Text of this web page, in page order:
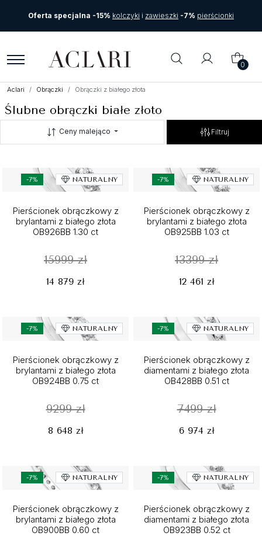
Oferta specjalna -15% kolczyki i zawieszki -7% pierścionki
0
Aclari Obrączki Obrączki z białego złota
Ślubne obrączki białe złoto
Ceny malejąco Filtruj
-7% NATURALNY
Pierścionek obrączkowy z
brylantami z białego złota
OB926BB 1.30 ct
15999 zł
14 879 zł
-7% NATURALNY
Pierścionek obrączkowy z
brylantami z białego złota
OB925BB 1.03 ct
13399 zł
12 461 zł
-7% NATURALNY
Pierścionek obrączkowy z
brylantami z białego złota
OB924BB 0.75 ct
9299 zł
8 648 zł
-7% NATURALNY
Pierścionek obrączkowy z
diamentami z białego złota
OB428BB 0.51 ct
7499 zł
6 974 zł
-7% NATURALNY
Pierścionek obrączkowy z
brylantami z białego złota
OB900BB 0.60 ct
-7% NATURALNY
Pierścionek obrączkowy z
diamentami z białego złota
OB923BB 0.52 ct